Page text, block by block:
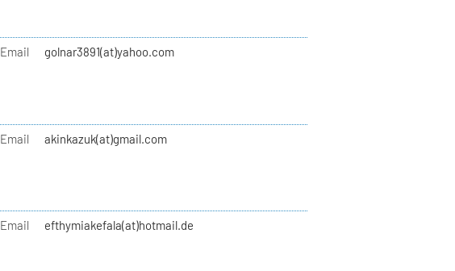
Email golnar3891(at)yahoo.com
Email akinkazuk(at)gmail.com
Email efthymiakefala(at)hotmail.de